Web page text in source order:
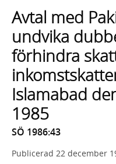
med
sökförslag
Avtal med
undvika
förhindra
Islamabad
1985
SÖ 1986:43
Publicerad 22 december